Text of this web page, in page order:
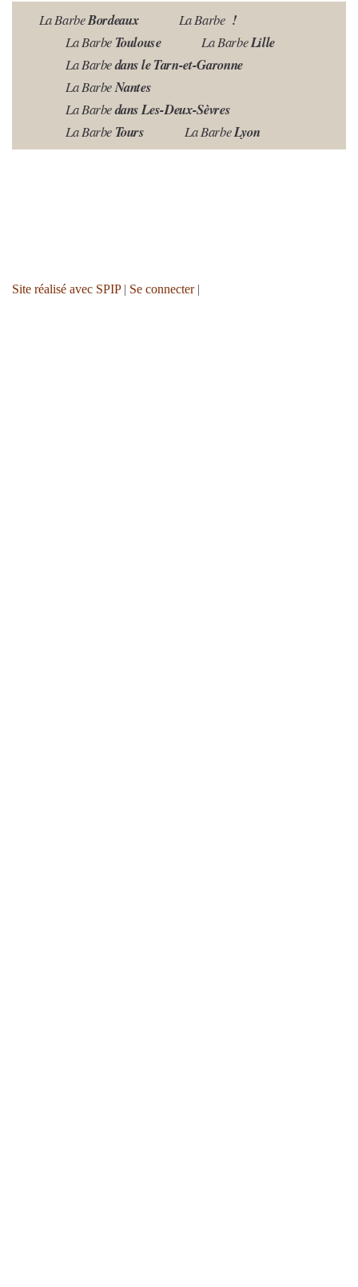
La BarbeBordeaux La Barbe !
La Barbe Toulouse La BarbeLille
La Barbedans le Tarn-et-Garonne
La BarbeNantes
La Barbedans Les-Deux-Sèvres
La Barbe Tours La BarbeLyon
Site réalisé avec SPIP| Se connecter|